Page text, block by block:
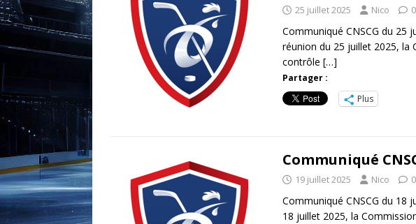
25 juillet 2025 Nico 0
Communiqué CNSCG du 25
réunion du 25 juillet 2025, la
contrôle […]
Partager :
Plus
Communiqué
19 juillet 2025 Nico 0
Communiqué CNSCG du 18
18 juillet 2025, la